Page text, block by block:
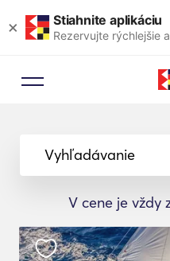
× Stiahnite aplikáciu
Rezervujte rýchlejšie
Vyhľadávanie
V cene je vždy